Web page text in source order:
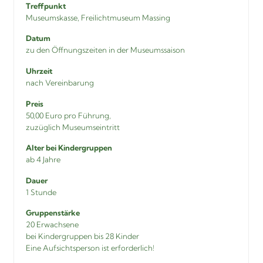
Treffpunkt
Museumskasse, Freilichtmuseum Massing
Datum
zu den Öffnungszeiten in der Museumssaison
Uhrzeit
nach Vereinbarung
Preis
50,00 Euro pro Führung,
zuzüglich Museumseintritt
Alter bei Kindergruppen
ab 4 Jahre
Dauer
1 Stunde
Gruppenstärke
20 Erwachsene
bei Kindergruppen bis 28 Kinder
Eine Aufsichtsperson ist erforderlich!